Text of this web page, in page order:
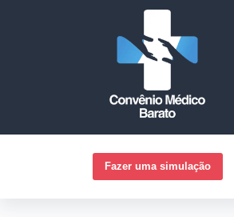
Fazer uma simulação